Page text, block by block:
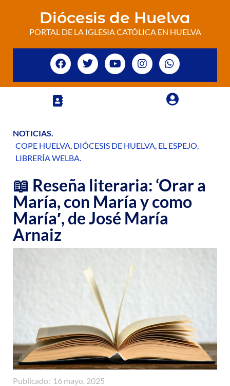
Diócesis de Huelva
PORTAL DE LA IGLESIA CATÓLICA EN HUELVA
NOTICIAS.
COPE HUELVA, DIÓCESIS DE HUELVA, EL ESPEJO,
LIBRERÍA WELBA.
📖 Reseña literaria: ‘Orar a
María, con María y como
María′, de José María
Arnaiz
Publicado: 16 mayo, 2025